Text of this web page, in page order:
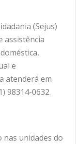
(Sejus)
assistência
e
atenderá em
98314-0632.
unidades do